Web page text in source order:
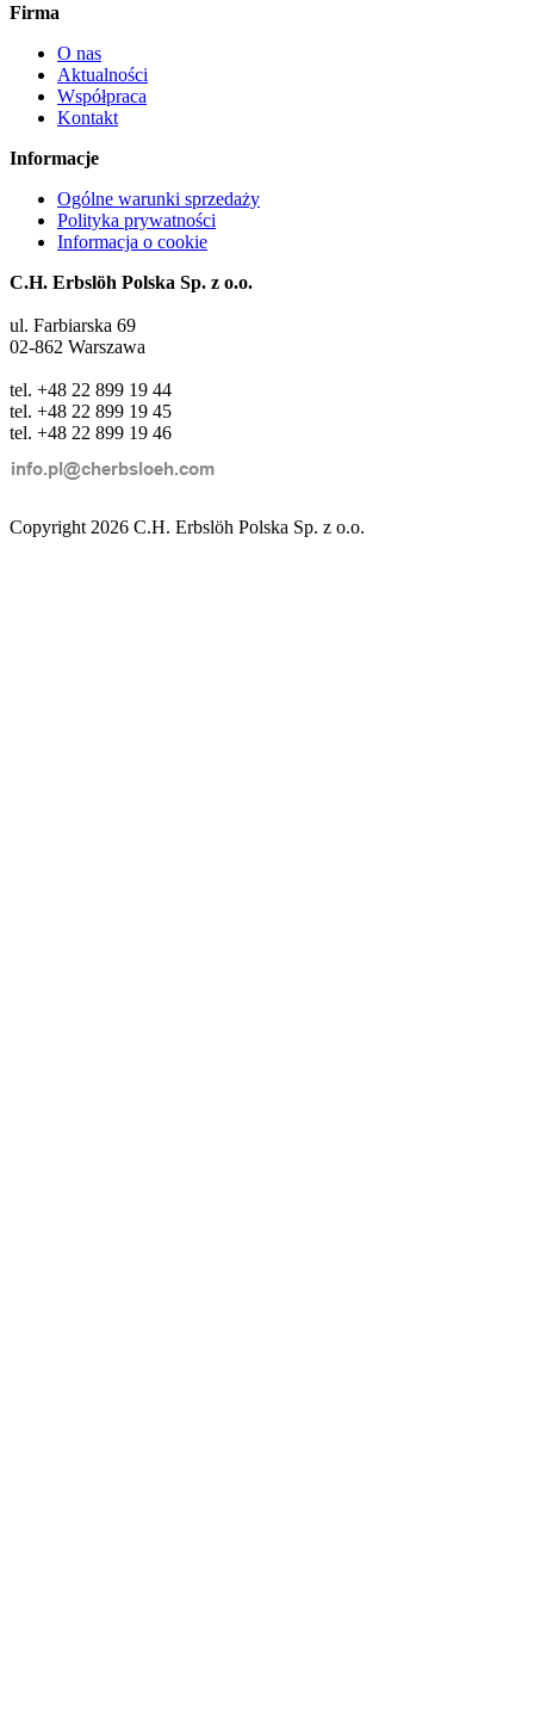
Firma
O nas
Aktualności
Współpraca
Kontakt
Informacje
Ogólne warunki sprzedaży
Polityka prywatności
Informacja o cookie
C.H. Erbslöh Polska Sp. z o.o.
ul. Farbiarska 69
02-862 Warszawa
tel. +48 22 899 19 44
tel. +48 22 899 19 45
tel. +48 22 899 19 46
Copyright 2026 C.H. Erbslöh Polska Sp. z o.o.